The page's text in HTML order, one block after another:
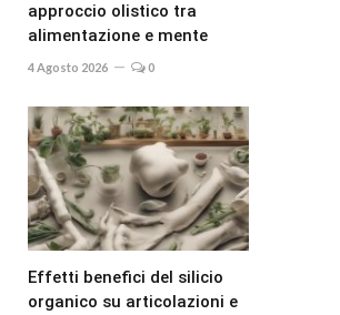
approccio olistico tra
alimentazione e mente
4 Agosto 2026 0
Effetti benefici del silicio
organico su articolazioni e